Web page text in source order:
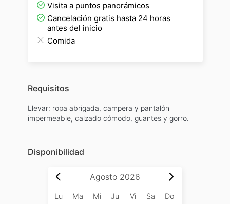
Visita a puntos panorámicos
Cancelación gratis hasta 24 horas
antes del inicio
Comida
Requisitos
Llevar: ropa abrigada, campera y pantalón
impermeable, calzado cómodo, guantes y gorro.
Disponibilidad
Agosto 2026
Lu Ma Mi Ju Vi Sa
Do